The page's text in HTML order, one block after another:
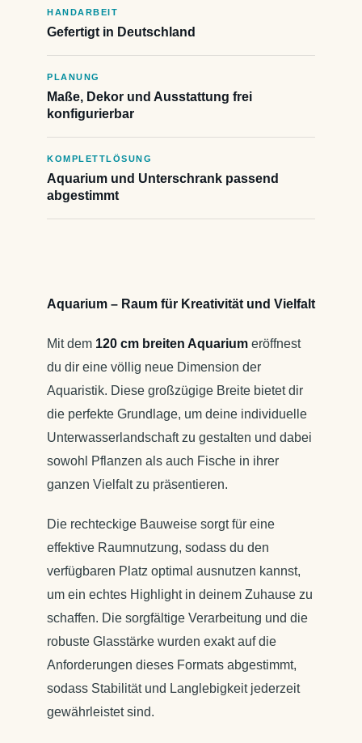
HANDARBEIT
Gefertigt in Deutschland
PLANUNG
Maße, Dekor und Ausstattung frei
konfigurierbar
KOMPLETTLÖSUNG
Aquarium und Unterschrank passend
abgestimmt
Aquarium – Raum für Kreativität und Vielfalt
Mit dem 120 cm breiten Aquarium eröffnest
du dir eine völlig neue Dimension der
Aquaristik. Diese großzügige Breite bietet dir
die perfekte Grundlage, um deine individuelle
Unterwasserlandschaft zu gestalten und dabei
sowohl Pflanzen als auch Fische in ihrer
ganzen Vielfalt zu präsentieren.
Die rechteckige Bauweise sorgt für eine
effektive Raumnutzung, sodass du den
verfügbaren Platz optimal ausnutzen kannst,
um ein echtes Highlight in deinem Zuhause zu
schaffen. Die sorgfältige Verarbeitung und die
robuste Glasstärke wurden exakt auf die
Anforderungen dieses Formats abgestimmt,
sodass Stabilität und Langlebigkeit jederzeit
gewährleistet sind.